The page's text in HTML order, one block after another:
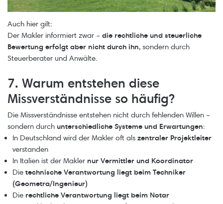
Auch hier gilt:
Der Makler informiert zwar – die rechtliche und steuerliche
Bewertung erfolgt aber nicht durch ihn, sondern durch
Steuerberater und Anwälte.
7. Warum entstehen diese
Missverständnisse so häufig?
Die Missverständnisse entstehen nicht durch fehlenden Willen –
sondern durch unterschiedliche Systeme und Erwartungen:
In Deutschland wird der Makler oft als zentraler Projektleiter
verstanden
In Italien ist der Makler nur Vermittler und Koordinator
Die technische Verantwortung liegt beim Techniker
(Geometra/Ingenieur)
Die rechtliche Verantwortung liegt beim Notar